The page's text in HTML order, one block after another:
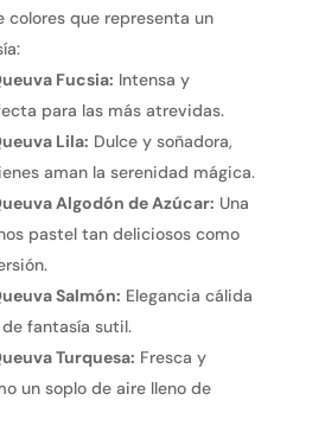
colores que representa un
Fucsia: Intensa y
para las más atrevidas.
Lila: Dulce y soñadora,
aman la serenidad mágica.
Algodón de Azúcar: Una
pastel tan deliciosos como
Salmón: Elegancia cálida
fantasía sutil.
Turquesa: Fresca y
un soplo de aire lleno de